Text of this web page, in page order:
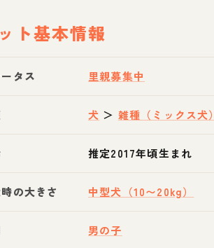
ト基本情報
タス 里親募集中
犬 ＞ 雑種（ミックス犬）
推定2017年頃生まれ
の大きさ 中型犬（10〜20kg）
男の子